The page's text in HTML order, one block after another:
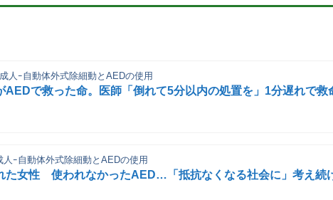
人ｰ自動体外式除細動とAEDの使用
AEDで救った命。医師「倒れて5分以内の処置を」1分遅れで救
ｰ自動体外式除細動とAEDの使用
た女性 使われなかったAED…「抵抗なくなる社会に」考え続